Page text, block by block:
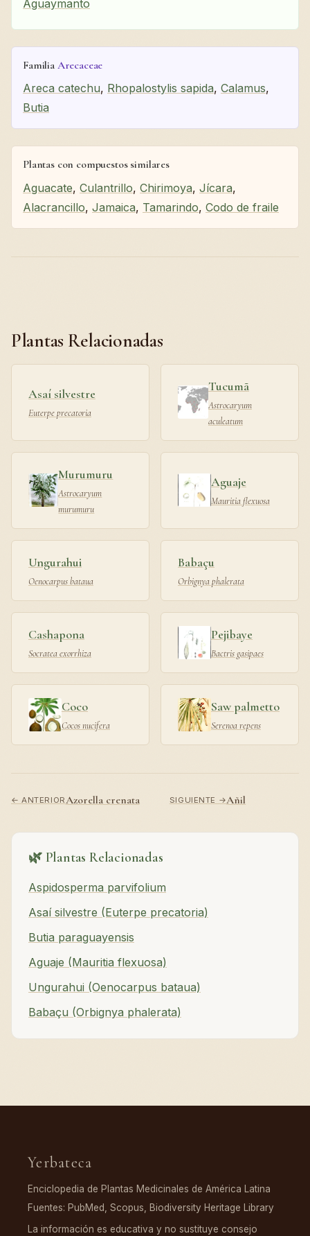
Aguaymanto
Familia Arecaceae
Areca catechu, Rhopalostylis sapida, Calamus,
Butia
Plantas con compuestos similares
Aguacate, Culantrillo, Chirimoya, Jícara,
Alacrancillo, Jamaica, Tamarindo, Codo de fraile
Plantas Relacionadas
Asaí silvestre
Euterpe precatoria
Tucumã
Astrocaryum
aculeatum
Murumuru
Astrocaryum
murumuru
Aguaje
Mauritia flexuosa
Ungurahui
Oenocarpus bataua
Babaçu
Orbignya phalerata
Cashapona
Socratea exorrhiza
Pejibaye
Bactris gasipaes
Coco
Cocos nucifera
Saw palmetto
Serenoa repens
← ANTERIORAzorella crenata SIGUIENTE →Añil
🌿 Plantas Relacionadas
Aspidosperma parvifolium
Asaí silvestre (Euterpe precatoria)
Butia paraguayensis
Aguaje (Mauritia flexuosa)
Ungurahui (Oenocarpus bataua)
Babaçu (Orbignya phalerata)
Yerbateca
Enciclopedia de Plantas Medicinales de América Latina
Fuentes: PubMed, Scopus, Biodiversity Heritage Library
La información es educativa y no sustituye consejo